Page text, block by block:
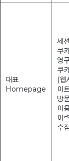
대표
Homepage
세션
쿠
영
쿠키
(웹
이
방
이
이력
수